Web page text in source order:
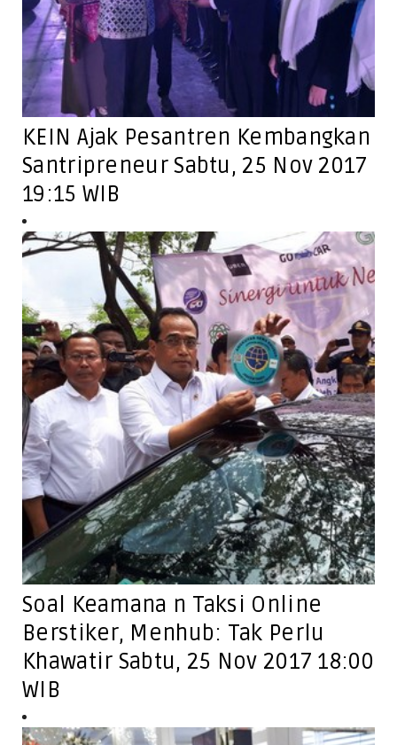
KEIN Ajak Pesantren Kembangkan
Santripreneur Sabtu, 25 Nov 2017
19:15 WIB
Soal Keamana n Taksi Online
Berstiker, Menhub: Tak Perlu
Khawatir Sabtu, 25 Nov 2017 18:00
WIB